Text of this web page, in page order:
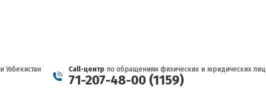
Узбекистан Call-центр по обращениям физических и юридических лиц
71-207-48-00 (1159)